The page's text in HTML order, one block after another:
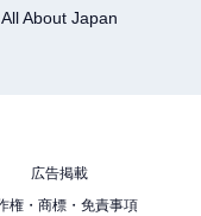
All About Japan
広告掲載
権・商標・免責事項